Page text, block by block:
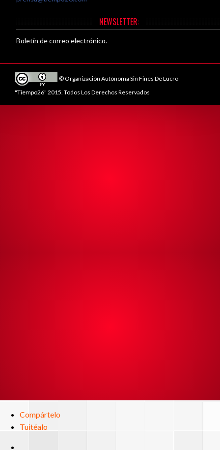
NEWSLETTER:
Boletín de correo electrónico.
© Organización Autónoma Sin Fines De Lucro
"Tiempo26" 2015. Todos Los Derechos Reservados
Compártelo
Tuitéalo